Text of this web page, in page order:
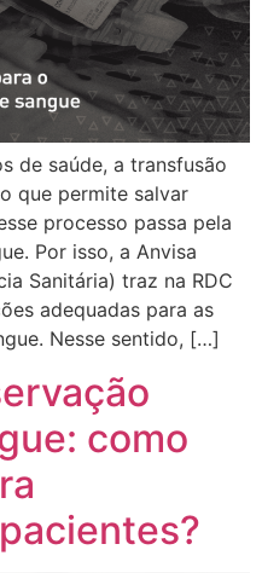
de saúde, a transfusão
que permite salvar
processo passa pela
Por isso, a Anvisa
Sanitária) traz na RDC
adequadas para as
Nesse sentido, […]
como